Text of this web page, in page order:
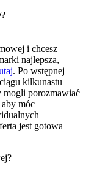
i chcesz
najlepsza,
. Po wstępnej
kilkunastu
mogli porozmawiać
móc
jest gotowa